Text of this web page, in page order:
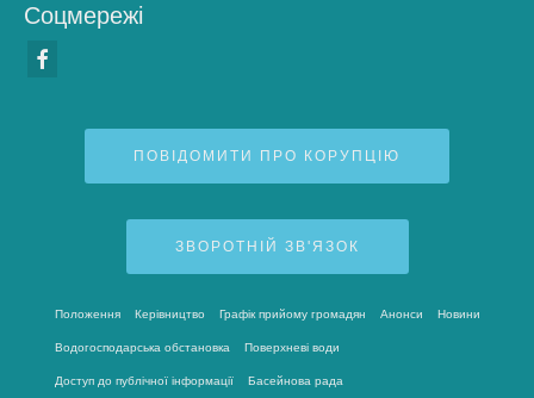
Соцмережі
ПОВІДОМИТИ ПРО КОРУПЦІЮ
ЗВОРОТНІЙ ЗВ'ЯЗОК
Положення Керівництво Графік прийому громадян Анонси Новини
Водогосподарська обстановка Поверхневі води
Доступ до публічної інформації Басейнова рада